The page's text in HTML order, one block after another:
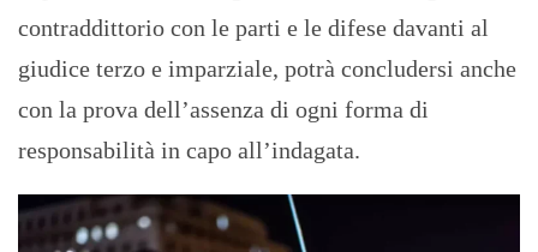
contraddittorio con le parti e le difese davanti al
giudice terzo e imparziale, potrà concludersi anche
con la prova dell’assenza di ogni forma di
responsabilità in capo all’indagata.